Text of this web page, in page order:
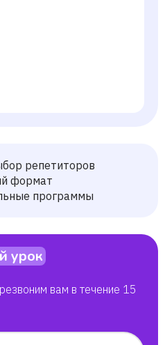
репетиторов
формат
программы
урок
вам в течение 15